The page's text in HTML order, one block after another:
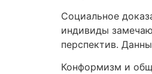
Социальное
индивиды
перспектив.
Конформизм и